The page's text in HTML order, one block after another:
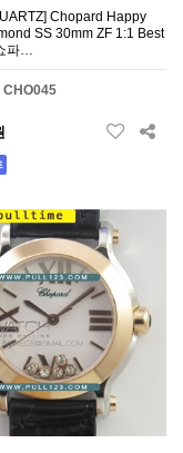
Chopard Happy
SS 30mm ZF 1:1 Best
파…
CHO045